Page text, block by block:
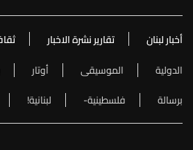
أخبار لبنان تقارير نشرة الاخبار
الدولية
الموسيقى أوتار
برسالة
فلسطينية- لبنانية!